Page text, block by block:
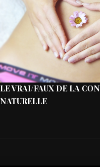
LE VRAI/FAUX DE LA
NATURELLE